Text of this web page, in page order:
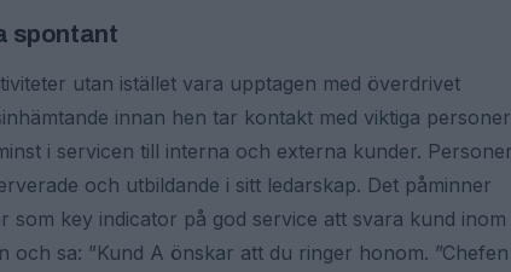
spontant
utan istället vara upptagen med överdrivet
innan hen tar kontakt med viktiga
i servicen till interna och externa kunder. Personer
och utbildande i sitt ledarskap. Det påminner
key indicator på god service att svara kund inom
sa: ”Kund A önskar att du ringer honom. ”Chefen